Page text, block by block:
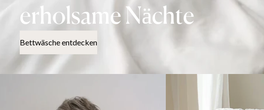
erholsame Nächte
Bettwäsche entdecken